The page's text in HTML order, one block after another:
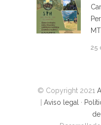
25
© Copyright 2021
Aviso legal ·